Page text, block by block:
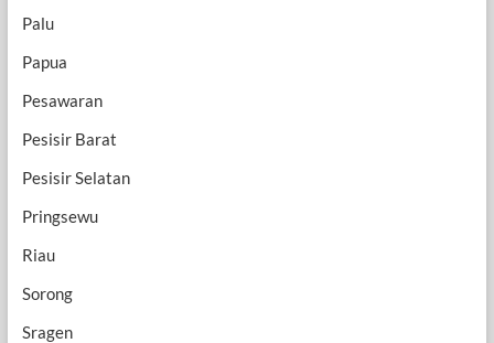
Palu
Papua
Pesawaran
Pesisir Barat
Pesisir Selatan
Pringsewu
Riau
Sorong
Sragen